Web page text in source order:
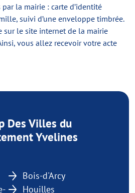
la mairie : carte d’identité
suivi d’une enveloppe timbrée.
sur le site internet de la mairie
vous allez recevoir votre acte
Des Villes du
Yvelines
Bois-d'Arcy
Houilles